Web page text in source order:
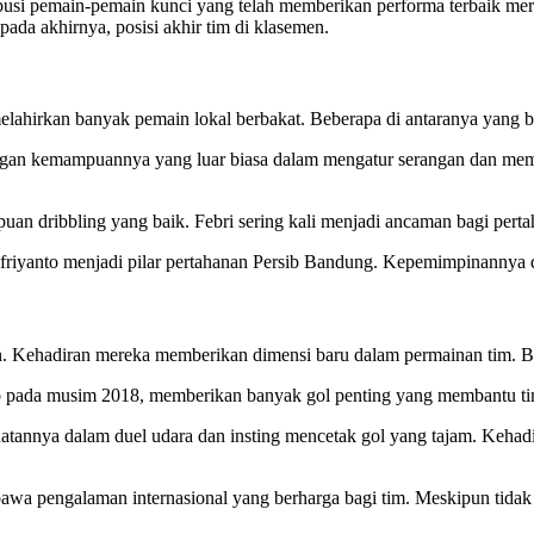
pemain-pemain kunci yang telah memberikan performa terbaik
akhirnya, posisi akhir tim di klasemen.
banyak pemain lokal berbakat. Beberapa di antaranya yang
kemampuannya yang luar biasa dalam mengatur serangan dan
dribbling yang baik. Febri sering kali menjadi ancaman bagi
menjadi pilar pertahanan Persib Bandung.
mereka memberikan dimensi baru dalam permainan tim.
musim 2018, memberikan banyak gol penting yang membantu
dalam duel udara dan insting mencetak gol yang tajam.
pengalaman internasional yang berharga bagi tim. Meskipun